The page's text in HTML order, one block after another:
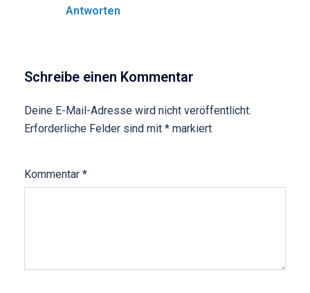
Antworten
Schreibe einen Kommentar
Deine E-Mail-Adresse wird nicht veröffentlicht.
Erforderliche Felder sind mit * markiert
Kommentar *